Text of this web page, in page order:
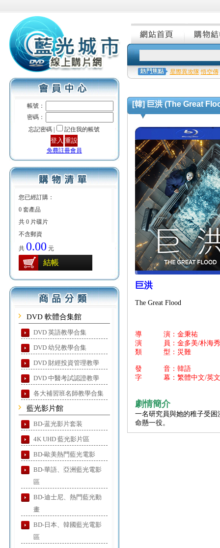
帳號：
密碼：
忘記密碼 |
記住我的帳號
免費註冊會員
您已經訂購：
0 套產品
共 0 片碟片
不含郵資
共 0.00 元
結帳
DVD 軟體合集館
DVD 英語教學合集
DVD 幼兒教學合集
DVD 財經投資管理教學
DVD 中醫考試認證教學
各大補習班名師教學合集
藍光影片館
BD-蓝光影片套装
4K UHD 藍光影片區
BD-歐美熱門藍光電影
BD-華語、亞洲藍光電影
區
BD-迪士尼、熱門藍光動
畫
BD-日本、韓國藍光電影
區
星際異攻隊 悟空傳
[韓] 巨洪 (The Great
巨洪
The Great Flood
導 演：金秉祐
演 員：金多美/朴海秀/
類 型：災難
發 音：韓語
字 幕：繁體中文/英文
劇情簡介
一名研究員與她的稚子受
命懸一役。